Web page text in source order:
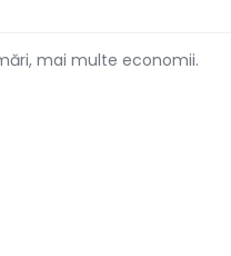
mai multe economii.